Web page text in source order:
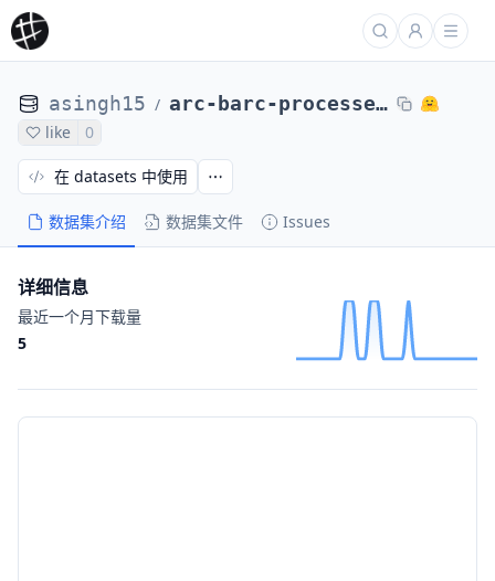
asingh15 / arc-barc-processed-direct-max4k-sftabsfullprobs-trl1e5bs512-1231-qwensols-4of8
like 0
数据集介绍 数据集文件 Issues
在 datasets 中使用
详细信息
最近一个月下载量
5